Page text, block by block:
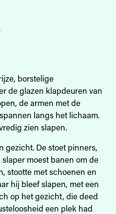
borstelige
de glazen klapdeuren van
de armen met de
langs het lichaam.
zien slapen.
gezicht. De stoet pinners,
moest banen om de
stootte met schoenen en
hij bleef slapen, met een
op het gezicht, die deed
een plek had